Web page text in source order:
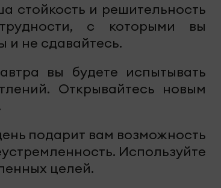
стойкость и решительность
с которыми вы
и не сдавайтесь.
вы будете испытывать
Открывайтесь новым
подарит вам возможность
Используйте
целей.